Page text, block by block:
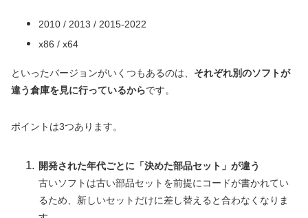
2010 / 2013 / 2015-2022
x86 / x64
といったバージョンがいくつもあるのは、 それぞれ別のソフトが
違う倉庫を見に行っているからです。
ポイントは3つあります。
開発された年代ごとに「決めた部品セット」が違う
古いソフトは古い部品セットを前提にコードが書かれてい
るため、新しいセットだけに差し替えると合わなくなりま